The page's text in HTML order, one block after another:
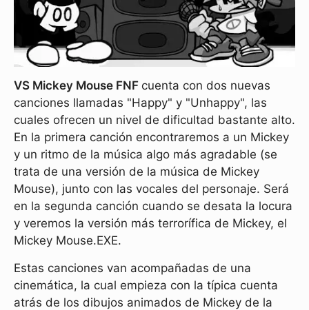
VS Mickey Mouse FNF cuenta con dos nuevas
canciones llamadas "Happy" y "Unhappy", las
cuales ofrecen un nivel de dificultad bastante alto.
En la primera canción encontraremos a un Mickey
y un ritmo de la música algo más agradable (se
trata de una versión de la música de Mickey
Mouse), junto con las vocales del personaje. Será
en la segunda canción cuando se desata la locura
y veremos la versión más terrorífica de Mickey, el
Mickey Mouse.EXE.
Estas canciones van acompañadas de una
cinemática, la cual empieza con la típica cuenta
atrás de los dibujos animados de Mickey de la